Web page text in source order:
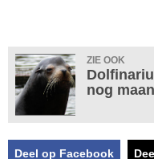
ZIE OOK
nog
Deel op Facebook